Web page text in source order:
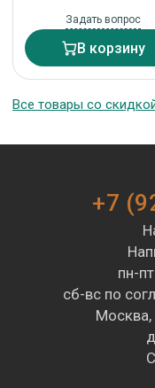
Задать вопрос
В корзину
Все товары со
+7
пн-
сб-вс по